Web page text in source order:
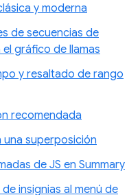
y moderna
de secuencias de
gráfico de llamas
y resaltado de rango
recomendada
superposición
de JS en Summary
insignias al menú de